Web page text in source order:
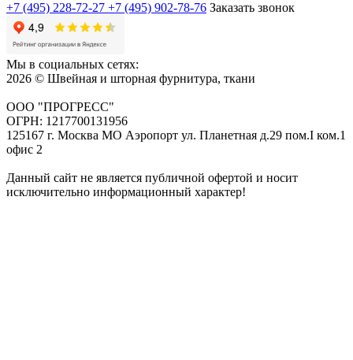
+7 (495) 228-72-27 +7 (495) 902-78-76 Заказать звонок
Мы в социальных сетях:
2026 © Швейная и шторная фурнитура, ткани
ООО "ПРОГРЕСС"
ОГРН: 1217700131956
125167 г. Москва МО Аэропорт ул. Планетная д.29 пом.I ком.1
офис 2
Данный сайт не является публичной офертой и носит
исключительно информационный характер!